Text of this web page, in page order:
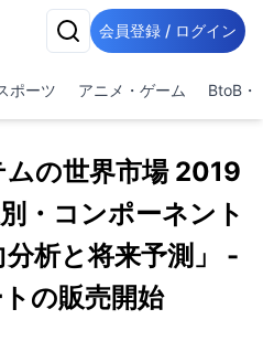
会員登録 / ログイン
ポーツ アニメ・ゲーム BtoB・
ムの世界市場 2019
・コンポーネント
析と将来予測」 -
の販売開始